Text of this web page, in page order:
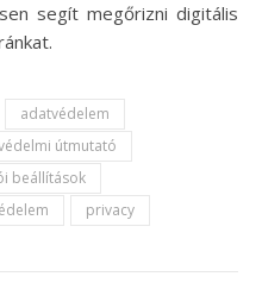
segít megőrizni digitális
adatvédelem
útmutató
beállítások
privacy